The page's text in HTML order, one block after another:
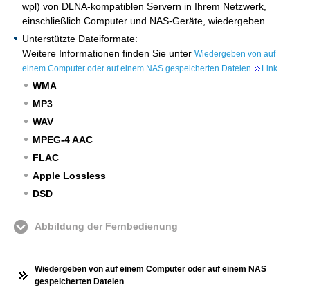
wpl) von DLNA-kompatiblen Servern in Ihrem Netzwerk,
einschließlich Computer und NAS-Geräte, wiedergeben.
Unterstützte Dateiformate:
Weitere Informationen finden Sie unter Wiedergeben von auf
einem Computer oder auf einem NAS gespeicherten Dateien
Link
WMA
MP3
WAV
MPEG-4 AAC
FLAC
Apple Lossless
DSD
Abbildung der Fernbedienung
Wiedergeben von auf einem Computer oder auf einem NAS
gespeicherten Dateien